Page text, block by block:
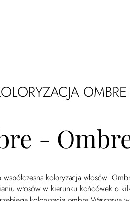
-
koloryzacja włosów.
włosów w kierunku końcówek o